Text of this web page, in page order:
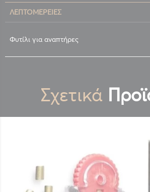
ΛΕΠΤΟΜΈΡΕΙΕΣ
Φυτίλι για αναπτήρες
Σχετικά